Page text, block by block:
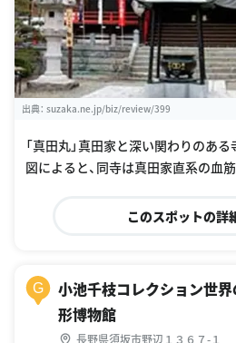
出典： suzaka.ne.jp/biz/review/399
「真田丸」真田家と深い関わりのあ
図によると、同寺は真田家直系の血
このスポットの詳
G
小池千枝コレクション世
形博物館
長野県須坂市野辺１３６７-１